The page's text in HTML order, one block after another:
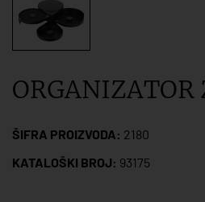
ORGANIZATOR
ŠIFRA PROIZVODA: 2180
KATALOŠKI BROJ: 93175